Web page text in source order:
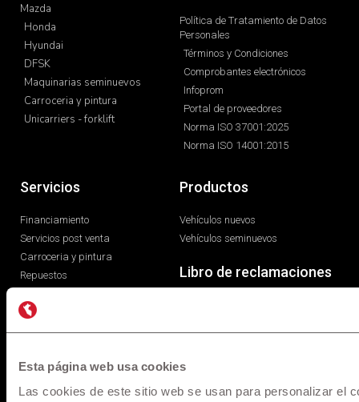
Esta página web usa cookies
Las cookies de este sitio web se usan para personalizar el
Mazda
Honda
Hyundai
DFSK
Maquinarias seminuevos
Carroceria y pintura
Unicarriers - forklift
Política de Tratamiento de Datos
Personales
Términos y Condiciones
Comprobantes electrónicos
Infoprom
Portal de proveedores
Norma ISO 37001:2025
Norma ISO 14001:2015
Servicios
Financiamiento
Servicios post venta
Carroceria y pintura
Repuestos
Productos
Vehículos nuevos
Vehículos seminuevos
Libro de reclamaciones